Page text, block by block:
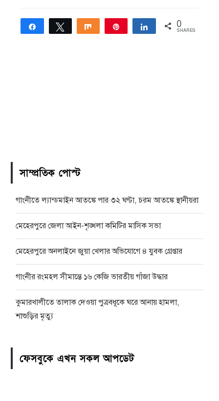
Share Tweet Share Share 0
SHARES
সাম্প্রতিক পোস্ট
গাংনীতে ল্যান্ডমাইন আতঙ্কে পার ৩২ ঘণ্টা, চরম আতঙ্কে স্থানীয়রা
মেহেরপুরে জেলা আইন-শৃঙ্খলা কমিটির মাসিক সভা
মেহেরপুরে অনলাইনে জুয়া খেলার অভিযোগে ৪ যুবক গ্রেপ্তার
গাংনীর রংমহল সীমান্তে ১৬ কেজি ভারতীয় গাঁজা উদ্ধার
কুমারখালীতে তালাক দেওয়া পুত্রবধূকে ঘরে আনায় হামলা,
শাশুড়ির মৃত্যু
ফেসবুকে এখন সকল আপডেট